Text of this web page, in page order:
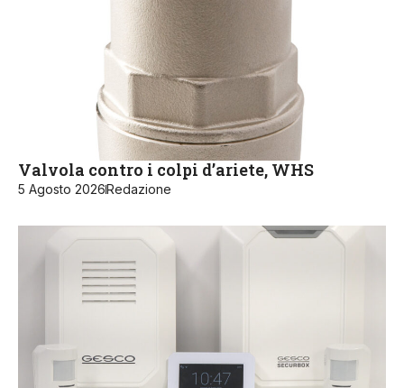
Valvola contro i colpi d’ariete, WHS
5 Agosto 2026Redazione